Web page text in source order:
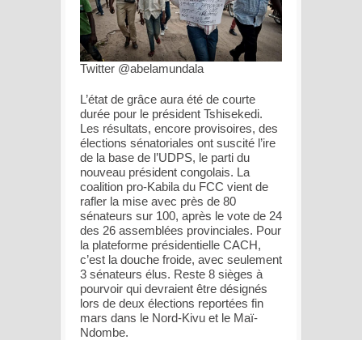
Twitter @abelamundala
L’état de grâce aura été de courte
durée pour le président Tshisekedi.
Les résultats, encore provisoires, des
élections sénatoriales ont suscité l’ire
de la base de l’UDPS, le parti du
nouveau président congolais. La
coalition pro-Kabila du FCC vient de
rafler la mise avec près de 80
sénateurs sur 100, après le vote de 24
des 26 assemblées provinciales. Pour
la plateforme présidentielle CACH,
c’est la douche froide, avec seulement
3 sénateurs élus. Reste 8 sièges à
pourvoir qui devraient être désignés
lors de deux élections reportées fin
mars dans le Nord-Kivu et le Maï-
Ndombe.